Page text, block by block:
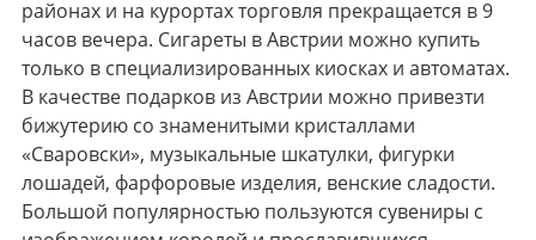
районах и на курортах торговля прекращается в 9
часов вечера. Сигареты в Австрии можно купить
только в специализированных киосках и автоматах.
В качестве подарков из Австрии можно привезти
бижутерию со знаменитыми кристаллами
«Сваровски», музыкальные шкатулки, фигурки
лошадей, фарфоровые изделия, венские сладости.
Большой популярностью пользуются сувениры с